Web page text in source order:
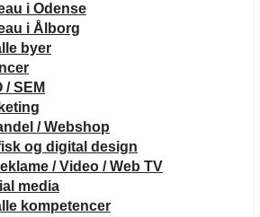
i Odense
i Ålborg
byer
/ SEM
/ Webshop
og digital design
/ Video / Web TV
media
kompetencer